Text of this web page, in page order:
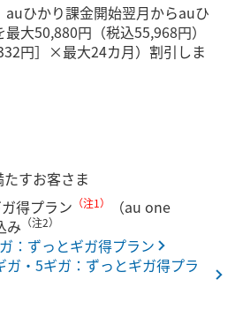
ひかり課金開始翌月からauひ
大50,880円（税込55,968円）
円］×最大24カ月）割引しま
すお客さま
得プラン （注1）
（au one
み （注2）
：ずっとギガ得プラン
・5ギガ：ずっとギガ得プラ